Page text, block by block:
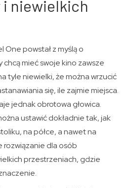
i niewielkich
One powstał z myślą o
mieć swoje kino zawsze
tyle niewielki, że można wrzucić
się, ile zajmie miejsca.
jednak obrotowa głowica.
ustawić dokładnie tak, jak
na półce, a nawet na
rozwiązanie dla osób
przestrzeniach, gdzie